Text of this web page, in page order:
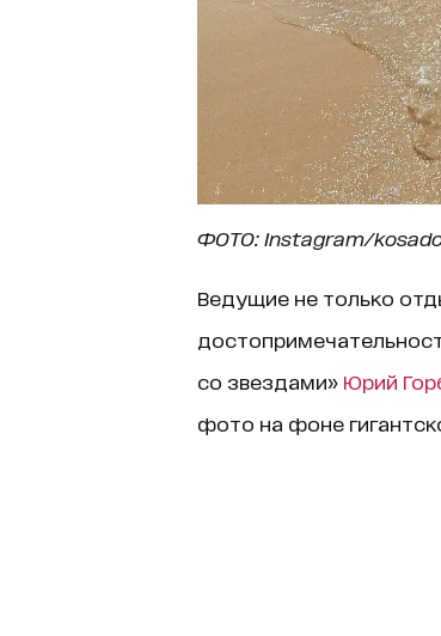
ФОТО: Instagram/
Ведущие не только
со звездами» Юрий
фото на фоне